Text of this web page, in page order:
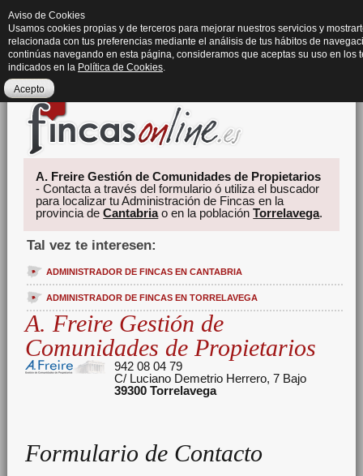
A. Freire Gestión de Comunidades de Propietarios
- Contacta a través del formulario ó utiliza el buscador
para localizar tu Administración de Fincas en la
provincia deCantabriao en la poblaciónTorrelavega.
Tal vez te interesen:
ADMINISTRADOR DE FINCAS EN CANTABRIA
ADMINISTRADOR DE FINCAS EN TORRELAVEGA
A. Freire Gestión de
Comunidades de Propietarios
942 08 04 79
C/ Luciano Demetrio Herrero, 7 Bajo
39300 Torrelavega
Formulario de Contacto
Aviso de Cookies
Usamos cookies propias y de terceros para mejorar nuestros servicios y
relacionada con tus preferencias mediante el análisis de tus hábitos de
continúas navegando en esta página, consideramos que aceptas su uso en los
indicados en la Política de Cookies.
Acepto